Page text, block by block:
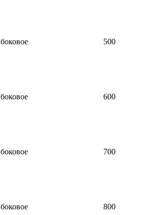
боковое
500
боковое
600
боковое
700
боковое
800